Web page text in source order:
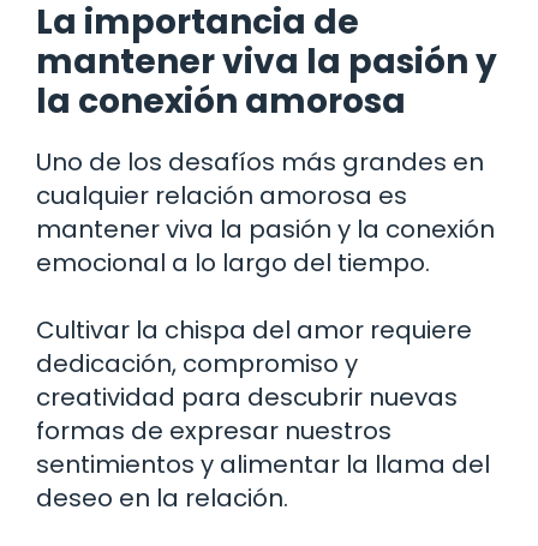
La importancia de
mantener viva la pasión y
la conexión amorosa
Uno de los desafíos más grandes en
cualquier relación amorosa es
mantener viva la pasión y la conexión
emocional a lo largo del tiempo.
Cultivar la chispa del amor requiere
dedicación, compromiso y
creatividad para descubrir nuevas
formas de expresar nuestros
sentimientos y alimentar la llama del
deseo en la relación.